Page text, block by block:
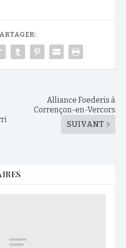
Alliance Foederis à
Corrençon-en-Vercors
SUIVANT